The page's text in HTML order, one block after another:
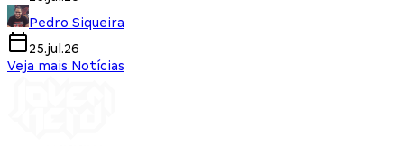
Pedro Siqueira
25.jul.26
Veja mais Notícias